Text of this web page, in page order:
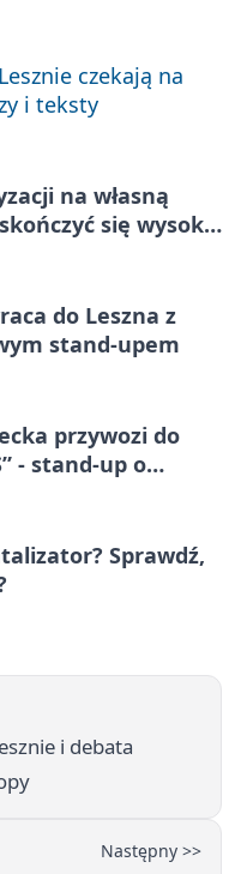
czekają na
i teksty
na własną
się wysoką
do Leszna z
stand-upem
przywozi do
- stand-up o
Sprawdź,
i debata
Następny >>